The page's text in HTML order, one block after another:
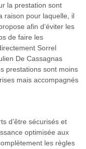
la prestation sont
raison pour laquelle, il
afin d’éviter les
de faire les
Sorrel
De Cassagnas
prestations sont moins
mais accompagnés
d’être sécurisés et
optimisée aux
les règles